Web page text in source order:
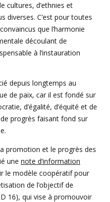
cultures, d’ethnies et
diverses. C’est pour toutes
que l’harmonie
découlant de
à l’instauration
depuis longtemps au
de paix, car il est fondé sur
d’égalité, d’équité et de
progrès faisant fond sur
promotion et le progrès des
une note d’information
le modèle coopératif pour
de l’objectif de
16), qui vise à promouvoir